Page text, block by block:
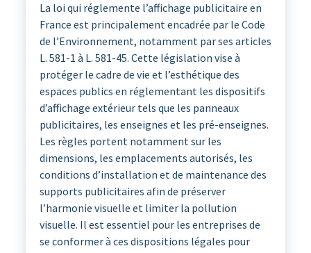
La loi qui réglemente l’affichage publicitaire en
France est principalement encadrée par le Code
de l’Environnement, notamment par ses articles
L. 581-1 à L. 581-45. Cette législation vise à
protéger le cadre de vie et l’esthétique des
espaces publics en réglementant les dispositifs
d’affichage extérieur tels que les panneaux
publicitaires, les enseignes et les pré-enseignes.
Les règles portent notamment sur les
dimensions, les emplacements autorisés, les
conditions d’installation et de maintenance des
supports publicitaires afin de préserver
l’harmonie visuelle et limiter la pollution
visuelle. Il est essentiel pour les entreprises de
se conformer à ces dispositions légales pour